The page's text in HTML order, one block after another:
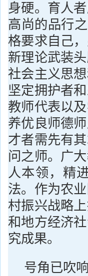
身硬。育人
高尚的品行
格要求自己
新理论武装
社会主义思
坚定拥护者
教师代表以
养优良师德
才者需先有
问之师。广
人本领，精
法。作为农
村振兴战略
和地方经济
究成果。
号角已吹